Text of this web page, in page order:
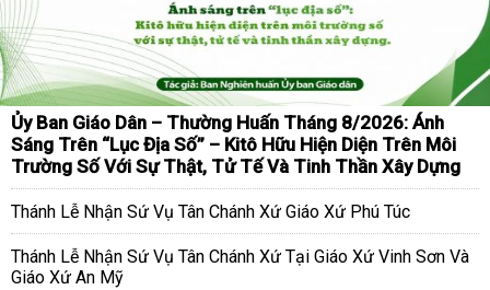
Ủy Ban Giáo Dân – Thường Huấn Tháng 8/2026: Ánh
Sáng Trên “Lục Địa Số” – Kitô Hữu Hiện Diện Trên Môi
Trường Số Với Sự Thật, Tử Tế Và Tinh Thần Xây Dựng
Thánh Lễ Nhận Sứ Vụ Tân Chánh Xứ Giáo Xứ Phú Túc
Thánh Lễ Nhận Sứ Vụ Tân Chánh Xứ Tại Giáo Xứ Vinh Sơn Và
Giáo Xứ An Mỹ